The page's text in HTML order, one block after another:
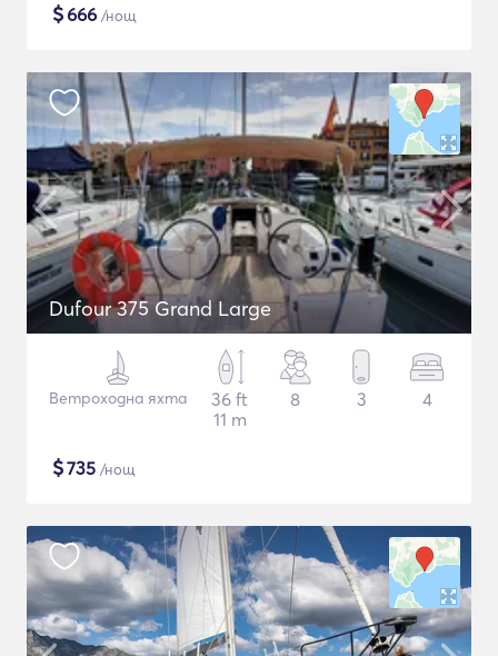
$666 /нощ
Dufour 375 Grand Large
Ветроходна яхта
36 ft
11 m
8 3 4
$735 /нощ